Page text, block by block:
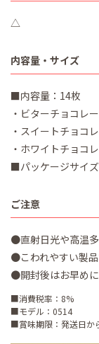
△
内容量・サイズ
■内容量：14枚
・ビターチョコレ
・スイートチョコ
・ホワイトチョコ
■パッケージサイ
ご注意
●直射日光や高温多
●こわれやすい製品
●開封後はお早めに
■消費税率：8%
■モデル：0514
■賞味期限：発送日か